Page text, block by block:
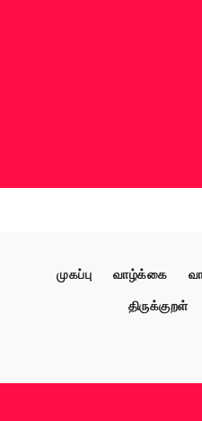
முகப்பு வாழ்க்கை
திருக்குறள்